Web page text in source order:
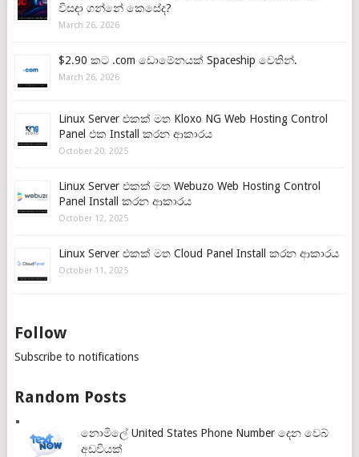
විසඳා ගන්නේ කෙසේද?
March 26, 2026
$2.90 කට .com ඩොමේනයක් Spaceship වෙතින්.
March 26, 2026
Linux Server එකක් මත Kloxo NG Web Hosting Control
Panel එක Install කරන ආකාරය
October 20, 2025
Linux Server එකක් මත Webuzo Web Hosting Control
Panel Install කරන ආකාරය
October 12, 2025
Linux Server එකක් මත Cloud Panel Install කරන ආකාරය
October 11, 2025
Follow
Subscribe to notifications
Random Posts
නොමිලේ United States Phone Number දෙන වෙබ්
අඩවියක්